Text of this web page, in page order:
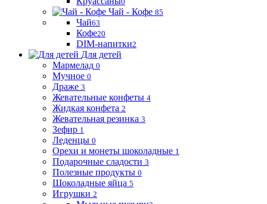
Чай - Кофе 85
Чай63
Кофе20
DIM-напитки2
Для детей
Мармелад 0
Мучное 0
Драже 3
Жевательные конфеты 4
Жидкая конфета 2
Жевательная резинка 3
Зефир 1
Леденцы 0
Орехи и монеты шоколадные 1
Подарочные сладости 3
Полезные продукты 0
Шоколадные яйца 5
Игрушки 2